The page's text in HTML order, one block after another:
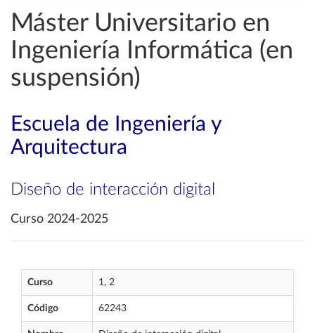
Máster Universitario en
Ingeniería Informática (en
suspensión)
Escuela de Ingeniería y
Arquitectura
Diseño de interacción digital
Curso 2024-2025
Curso 1, 2
Código 62243